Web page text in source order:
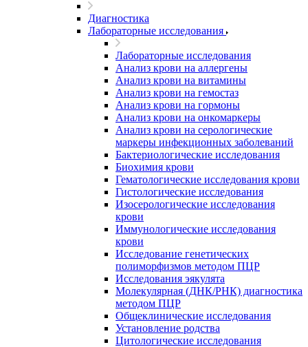
Диагностика
Лабораторные исследования
Лабораторные исследования
Анализ крови на аллергены
Анализ крови на витамины
Анализ крови на гемостаз
Анализ крови на гормоны
Анализ крови на онкомаркеры
Анализ крови на серологические
маркеры инфекционных заболеваний
Бактериологические исследования
Биохимия крови
Гематологические исследования крови
Гистологические исследования
Изосерологические исследования
крови
Иммунологические исследования
крови
Исследование генетических
полиморфизмов методом ПЦР
Исследования эякулята
Молекулярная (ДНК/РНК) диагностика
методом ПЦР
Общеклинические исследования
Установление родства
Цитологические исследования